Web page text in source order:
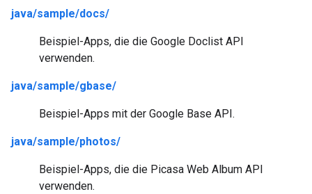
java/sample/docs/
Beispiel-Apps, die die Google Doclist API
verwenden.
java/sample/gbase/
Beispiel-Apps mit der Google Base API.
java/sample/photos/
Beispiel-Apps, die die Picasa Web Album API
verwenden.